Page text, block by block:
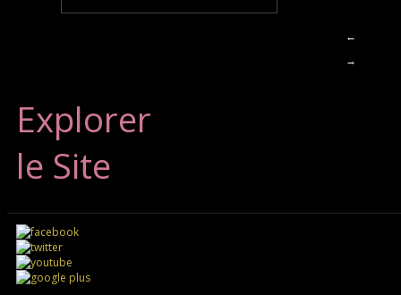
←
→
Explorer
le Site